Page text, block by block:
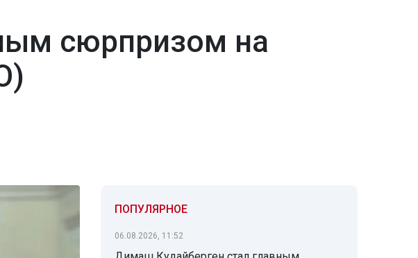
сюрпризом на
ПОПУЛЯРНОЕ
06.08.2026, 11:52